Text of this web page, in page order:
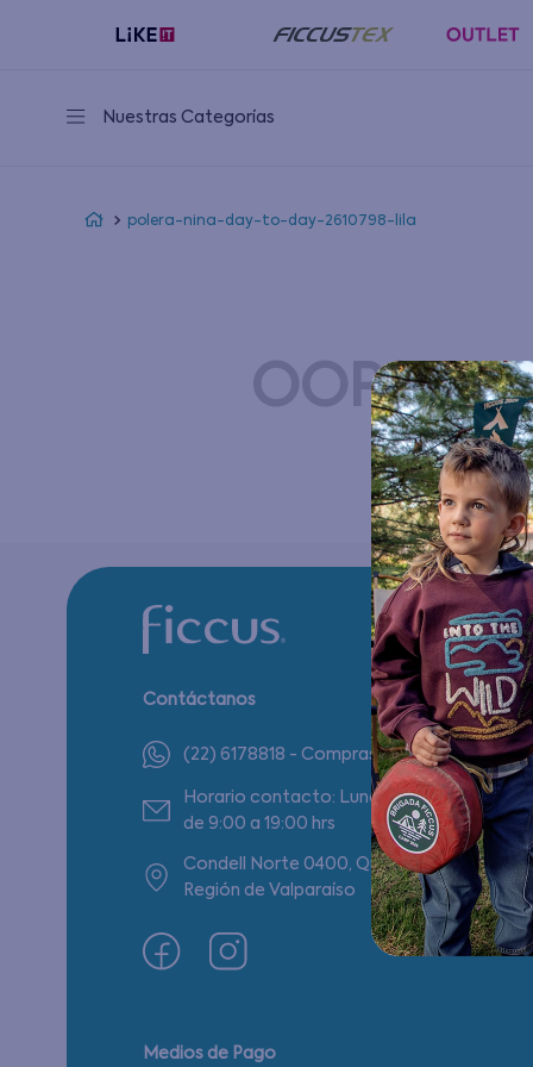
Nuestras Categorías
polera-nina-day-to-day-2610798-lila
OOPS!
Contáctanos
(22) 6178818 - Compras Internet
Horario contacto: Lunes a Viernes
de 9:00 a 19:00 hrs
Condell Norte 0400, Quilpué,
Región de Valparaíso
Medios de Pago